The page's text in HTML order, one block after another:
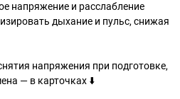
напряжение и расслабление
дыхание и пульс, снижая
напряжения при подготовке,
— в карточках ⬇️